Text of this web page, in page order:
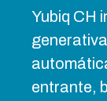
Yubiq CH
entrante,